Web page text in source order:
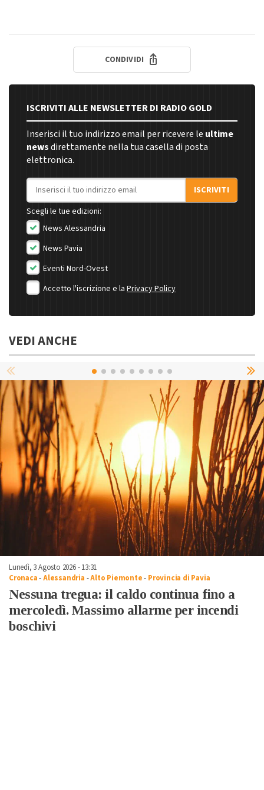
CONDIVIDI
ISCRIVITI ALLE NEWSLETTER DI RADIO GOLD
Inserisci il tuo indirizzo email per ricevere le ultime
newsdirettamente nella tua casella di posta
elettronica.
Indirizzo email
ISCRIVITI
Scegli le tue edizioni:
News Alessandria
News Pavia
Eventi Nord-Ovest
Accetto l'iscrizione e la Privacy Policy
VEDI ANCHE
Lunedì, 3 Agosto 2026 - 13:31
Cronaca-Alessandria -Alto Piemonte- Provincia di Pavia
Nessuna tregua: il caldo continua fino a
mercoledì. Massimo allarme per incendi
boschivi